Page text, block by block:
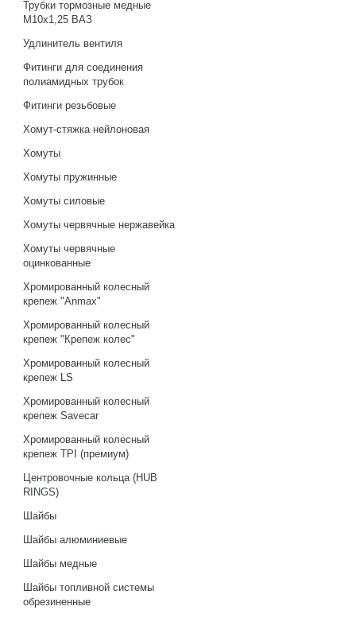
Трубки тормозные медные
М10х1,25 ВАЗ
Удлинитель вентиля
Фитинги для соединения
полиамидных трубок
Фитинги резьбовые
Хомут-стяжка нейлоновая
Хомуты
Хомуты пружинные
Хомуты силовые
Хомуты червячные нержавейка
Хомуты червячные
оцинкованные
Хромированный колесный
крепеж "Anmax"
Хромированный колесный
крепеж "Крепеж колес"
Хромированный колесный
крепеж LS
Хромированный колесный
крепеж Savecar
Хромированный колесный
крепеж TPI (премиум)
Центровочные кольца (HUB
RINGS)
Шайбы
Шайбы алюминиевые
Шайбы медные
Шайбы топливной системы
обрезиненные